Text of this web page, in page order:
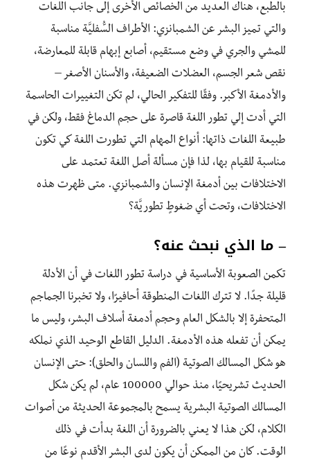
بالطبع، هناك العديد من الخصائص الأخرى إلى جانب اللغات
والتي تميز البشر عن الشمبانزي: الأطراف السُّفليَّة مناسبة
للمشي والجري في وضع مستقيم، أصابع إبهام قابلة للمعارضة،
نقص شعر الجسم، العضلات الضعيفة، والأسنان الأصغر –
والأدمغة الأكبر. وفقًا للتفكير الحالي، لم تكن التغييرات الحاسمة
التي أدت إلي تطور اللغة قاصرة على حجم الدماغ فقط، ولكن في
طبيعة اللغات ذاتها: أنواع المهام التي تطورت اللغة كي تكون
مناسبة للقيام بها، لذا فإن مسألة أصل اللغة تعتمد على
الاختلافات بين أدمغة الإنسان والشمبانزي. متى ظهرت هذه
الاختلافات، وتحت أي ضغوطٍ تطوريَّة؟
– ما الذي نبحث عنه؟
تكمن الصعوبة الأساسية في دراسة تطور اللغات في أن الأدلة
قليلة جدًا. لا تترك اللغات المنطوقة أحافيرًا، ولا تخبرنا الجماجم
المتحفرة إلا بالشكل العام وحجم أدمغة أسلاف البشر، وليس ما
يمكن أن تفعله هذه الأدمغة. الدليل القاطع الوحيد الذي نملكه
هو شكل المسالك الصوتية (الفم واللسان والحلق): حتى الإنسان
الحديث تشريحيًا، منذ حوالي 100000 عام، لم يكن شكل
المسالك الصوتية البشرية يسمح بالمجموعة الحديثة من أصوات
الكلام، لكن هذا لا يعني بالضرورة أن اللغة بدأت في ذلك
الوقت. كان من الممكن أن يكون لدى البشر الأقدم نوعًا من